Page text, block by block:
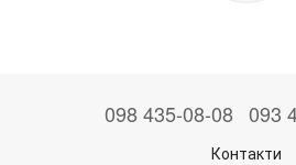
098 435-08-08 093
Контакти